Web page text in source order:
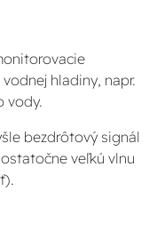
hladiny, napr.
vody.
bezdrôtový signál
veľkú vlnu